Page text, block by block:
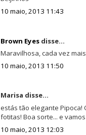
10 maio, 2013 11:43
Brown Eyesdisse...
Maravilhosa, cada vez
10 maio, 2013 11:50
Marisa disse...
estás tão elegante
fotitas! Boa sorte... e
10 maio, 2013 12:03